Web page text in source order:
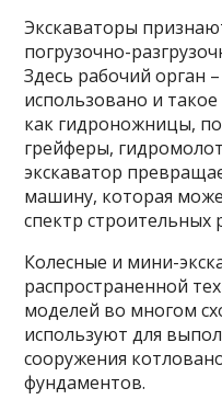
Экскаваторы
погрузочно-
Здесь рабочий орган
использовано и
как гидроножницы,
грейферы,
экскаватор
машину, которая
спектр строительных
Колесные и мини-
распространенной
моделей во многом
используют для
сооружения
фундаментов.